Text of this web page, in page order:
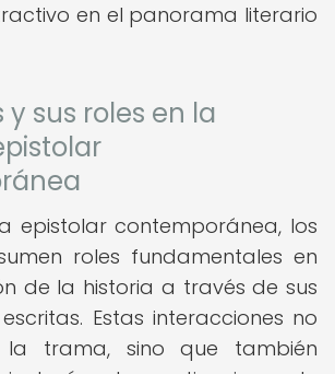
en el panorama literario
y sus roles en la
epistolar contemporánea, los
roles fundamentales en
de la historia a través de sus
Estas interacciones no
la trama, sino que también